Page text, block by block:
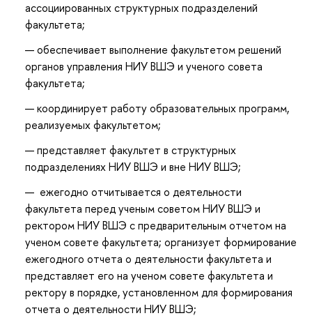
ассоциированных структурных подразделений
факультета;
обеспечивает выполнение факультетом решений
органов управления НИУ ВШЭ и ученого совета
факультета;
координирует работу образовательных программ,
реализуемых факультетом;
представляет факультет в структурных
подразделениях НИУ ВШЭ и вне НИУ ВШЭ;
ежегодно отчитывается о деятельности
факультета перед ученым советом НИУ ВШЭ и
ректором НИУ ВШЭ с предварительным отчетом на
ученом совете факультета; организует формирование
ежегодного отчета о деятельности факультета и
представляет его на ученом совете факультета и
ректору в порядке, установленном для формирования
отчета о деятельности НИУ ВШЭ;